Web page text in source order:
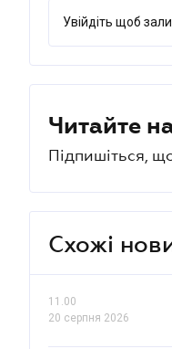
Увійдіть щоб
Читайте
Підпишіться,
Схожі
11.00
20 серпня 2026